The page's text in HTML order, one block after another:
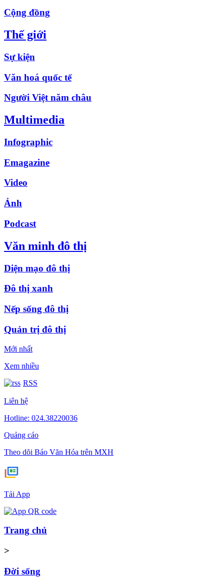
Cộng đồng
Thế giới
Sự kiện
Văn hoá quốc tế
Người Việt năm châu
Multimedia
Infographic
Emagazine
Video
Ảnh
Podcast
Văn minh đô thị
Diện mạo đô thị
Đô thị xanh
Nếp sống đô thị
Quản trị đô thị
Mới nhất
Xem nhiều
RSS
Liên hệ
Hotline: 024.38220036
Quảng cáo
Theo dõi Báo Văn Hóa trên MXH
Tải App
Trang chủ
>
Đời sống